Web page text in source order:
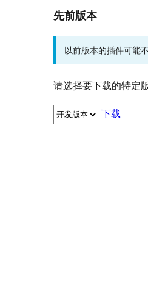
先前版本
以前版本的插件可能
请选择要下载的特定版
下载